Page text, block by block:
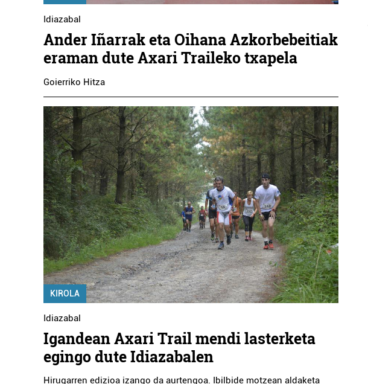
Idiazabal
Ander Iñarrak eta Oihana Azkorbebeitiak
eraman dute Axari Traileko txapela
Goierriko Hitza
KIROLA
Idiazabal
Igandean Axari Trail mendi lasterketa
egingo dute Idiazabalen
Hirugarren edizioa izango da aurtengoa. Ibilbide motzean aldaketa